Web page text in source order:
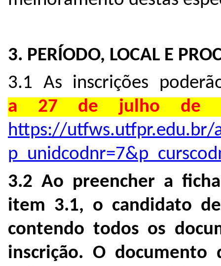
3. PERÍODO, LOCAL E
3.1 As inscrições
a 27 de julho de
https://utfws.utfpr.edu.br/
3.2 Ao preencher a
item 3.1, o candidato
contendo todos os
inscrição. O documento